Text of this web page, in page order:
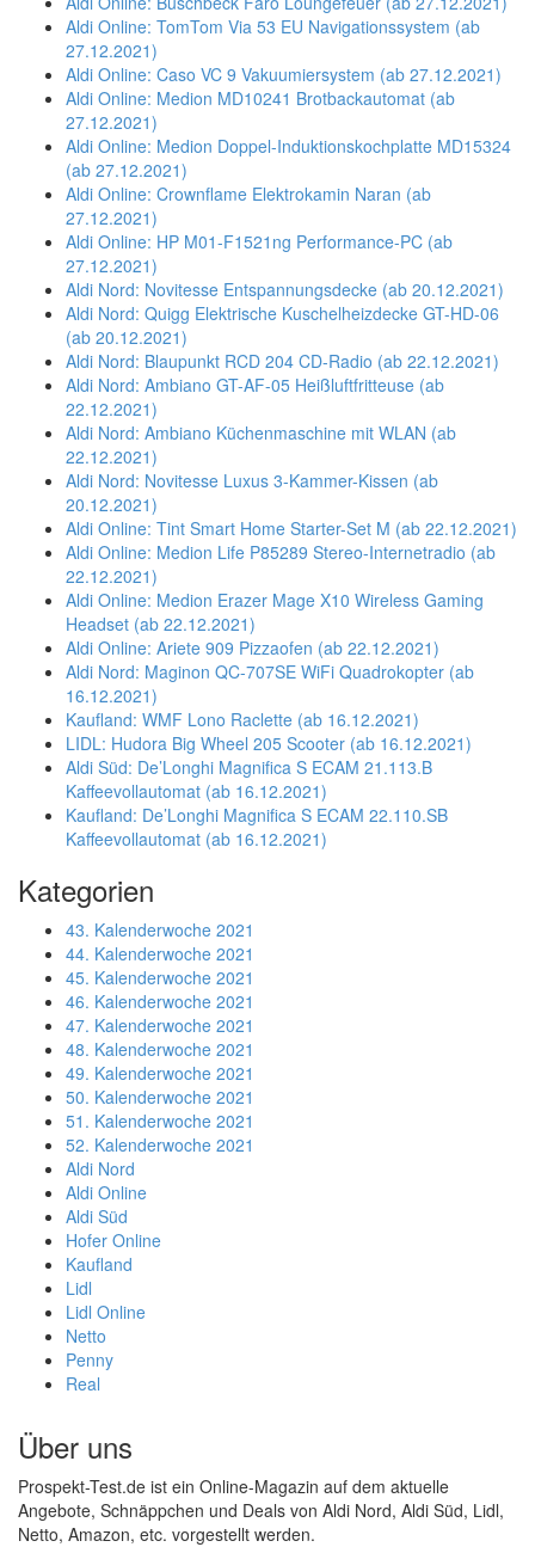
Aldi Online: TomTom Via 53 EU Navigationssystem (ab
27.12.2021)
Aldi Online: Caso VC 9 Vakuumiersystem (ab 27.12.2021)
Aldi Online: Medion MD10241 Brotbackautomat (ab
27.12.2021)
Aldi Online: Medion Doppel-Induktionskochplatte MD15324
(ab 27.12.2021)
Aldi Online: Crownflame Elektrokamin Naran (ab
27.12.2021)
Aldi Online: HP M01-F1521ng Performance-PC (ab
27.12.2021)
Aldi Nord: Novitesse Entspannungsdecke (ab 20.12.2021)
Aldi Nord: Quigg Elektrische Kuschelheizdecke GT-HD-06
(ab 20.12.2021)
Aldi Nord: Blaupunkt RCD 204 CD-Radio (ab 22.12.2021)
Aldi Nord: Ambiano GT-AF-05 Heißluftfritteuse (ab
22.12.2021)
Aldi Nord: Ambiano Küchenmaschine mit WLAN (ab
22.12.2021)
Aldi Nord: Novitesse Luxus 3-Kammer-Kissen (ab
20.12.2021)
Aldi Online: Tint Smart Home Starter-Set M (ab 22.12.2021)
Aldi Online: Medion Life P85289 Stereo-Internetradio (ab
22.12.2021)
Aldi Online: Medion Erazer Mage X10 Wireless Gaming
Headset (ab 22.12.2021)
Aldi Online: Ariete 909 Pizzaofen (ab 22.12.2021)
Aldi Nord: Maginon QC-707SE WiFi Quadrokopter (ab
16.12.2021)
Kaufland: WMF Lono Raclette (ab 16.12.2021)
LIDL: Hudora Big Wheel 205 Scooter (ab 16.12.2021)
Aldi Süd: De’Longhi Magnifica S ECAM 21.113.B
Kaffeevollautomat (ab 16.12.2021)
Kaufland: De’Longhi Magnifica S ECAM 22.110.SB
Kaffeevollautomat (ab 16.12.2021)
Kategorien
43. Kalenderwoche 2021
44. Kalenderwoche 2021
45. Kalenderwoche 2021
46. Kalenderwoche 2021
47. Kalenderwoche 2021
48. Kalenderwoche 2021
49. Kalenderwoche 2021
50. Kalenderwoche 2021
51. Kalenderwoche 2021
52. Kalenderwoche 2021
Aldi Nord
Aldi Online
Aldi Süd
Hofer Online
Kaufland
Lidl
Lidl Online
Netto
Penny
Real
Über uns
Prospekt-Test.de ist ein Online-Magazin auf dem aktuelle
Angebote, Schnäppchen und Deals von Aldi Nord, Aldi Süd, Lidl,
Netto, Amazon, etc. vorgestellt werden.